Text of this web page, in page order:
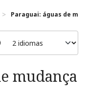
Paraguai: águas de
mudança